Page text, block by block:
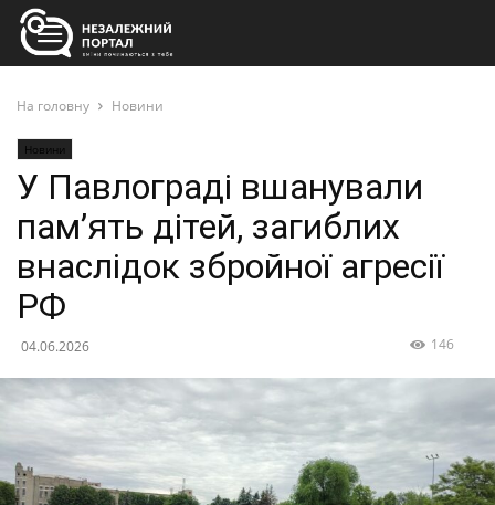
На головну Новини
Новини
У Павлограді вшанували
пам’ять дітей, загиблих
внаслідок збройної агресії
РФ
04.06.2026 146